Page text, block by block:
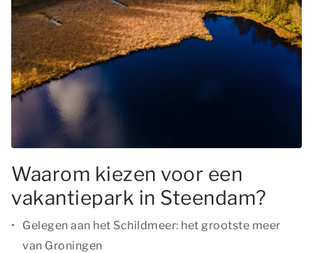
Waarom kiezen voor een
vakantiepark in Steendam?
Gelegen aan het Schildmeer: het grootste meer
van Groningen